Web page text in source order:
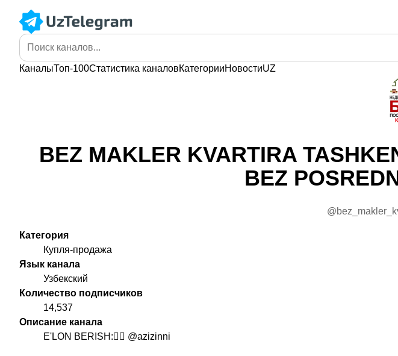
КаналыТоп-100Статистика каналовКатегорииНовостиUZ
BEZ MAKLER KVARTIRA
BEZ
Категория
Купля-продажа
Язык канала
Узбекский
Количество подписчиков
14,537
Описание канала
E'LON BERISH:👉🏻 @azizinni